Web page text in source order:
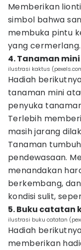
Memberikan
simbol bahwa
membuka pintu
yang cermerlang.
4. Tanaman
ilustrasi kaktus
Hadiah
tanaman mini
penyuka
Terlebih
masih jarang
Tanaman
pendewasaan.
menandakan
berkembang,
kondisi sulit,
5. Buku catatan
ilustrasi buku catatan
Hadiah
memberikan